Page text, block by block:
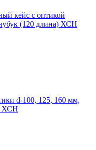
кейс с оптикой
(120 длина) ХСН
d-100, 125, 160 мм,
ХСН